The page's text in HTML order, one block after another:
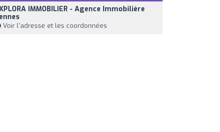
IMMOBILIER - Agence Immobilière
Voir l'adresse et les coordonnées